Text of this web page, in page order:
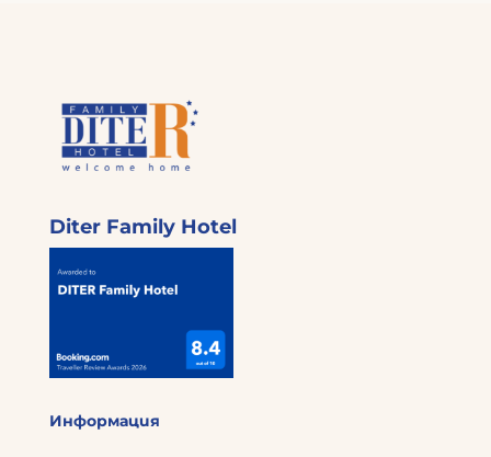
Diter Family Hotel
Информация